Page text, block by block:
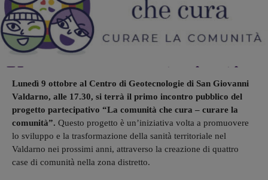
Lunedì 9 ottobre al Centro di Geotecnologie di San Giovanni
Valdarno, alle 17.30, si terrà il primo incontro pubblico del
progetto partecipativo “La comunità che cura – curare la
comunità”. Questo progetto è un’iniziativa volta a promuovere
lo sviluppo e la trasformazione della sanità territoriale nel
Valdarno nei prossimi anni, attraverso la creazione di quattro
case di comunità nella zona distretto.